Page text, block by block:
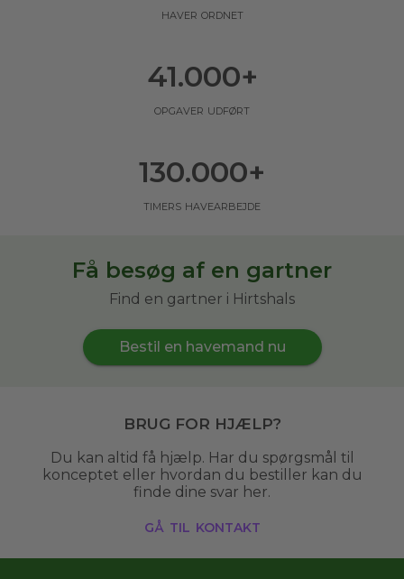
haver ordnet
opgaver udført
41.000+
timers havearbejde
130.000+
Få besøg af en gartner
Find en gartner i Hirtshals
Bestil en havemand nu
Brug for hjælp?
Du kan altid få hjælp. Har du spørgsmål til
konceptet eller hvordan du bestiller kan du
finde dine svar her.
gå til kontakt